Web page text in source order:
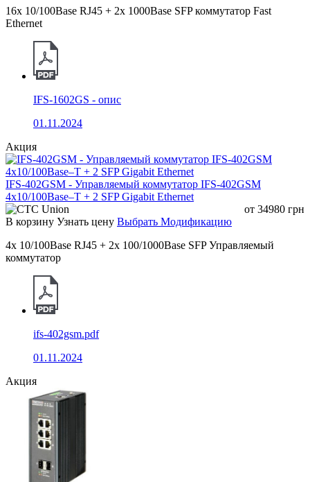
USB (индикатор
1-48
(индикаторы
медных портов)
Green
Включено: соединение портов
установлено
Мигает: передача или приём данных
(индикаторы
скорости медных
портов) Yellow
(индикаторы
оптических
портов) Green
16x 10/100Base RJ45 + 2x 1000Base SFP коммутатор Fast
Ethernet
IFS-1602GS - опис
01.11.2024
Акция
IFS-402GSM - Управляемый коммутатор IFS-402GSM
4x10/100Base–T + 2 SFP Gigabit Ethernet
от 34980 грн
В корзину Узнать цену Выбрать Модификацию
4x 10/100Base RJ45 + 2x 100/1000Base SFP Управляемый
коммутатор
ifs-402gsm.pdf
01.11.2024
Акция